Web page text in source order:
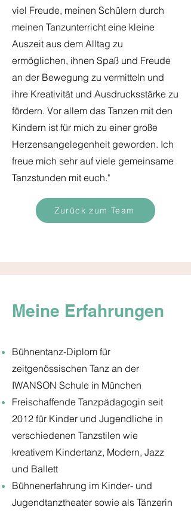
viel Freude, meinen Schülern durch
meinen Tanzunterricht eine kleine
Auszeit aus dem Alltag zu
ermöglichen, ihnen Spaß und Freude
an der Bewegung zu vermitteln und
ihre Kreativität und Ausdrucksstärke zu
fördern. Vor allem das Tanzen mit den
Kindern ist für mich zu einer große
Herzensangelegenheit geworden. Ich
freue mich sehr auf viele gemeinsame
Tanzstunden mit euch."
Zurück zum Team
Meine Erfahrungen
Bühnentanz-Diplom für
zeitgenössischen Tanz an der
IWANSON Schule in München
Freischaffende Tanzpädagogin seit
2012 für Kinder und Jugendliche in
verschiedenen Tanzstilen wie
kreativem Kindertanz, Modern, Jazz
und Ballett
Bühnenerfahrung im Kinder- und
Jugendtanztheater sowie als Tänzerin